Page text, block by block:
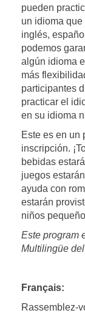
pueden
un idioma
inglés,
podemos
algún idioma
más
participantes
practicar el
en su idioma
Este es en un
inscripción.
bebidas
juegos
ayuda con
estarán
niños
Este program
Multilingüe
Français:
Rassemblez-